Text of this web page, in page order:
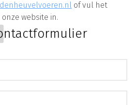
of vul het
website in.